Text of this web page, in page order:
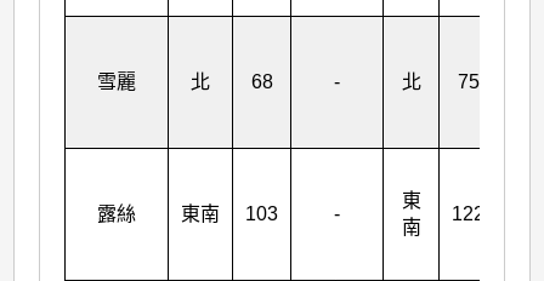
雪麗 北 68 - 北 75
露絲 東南 103 -
東
南
122